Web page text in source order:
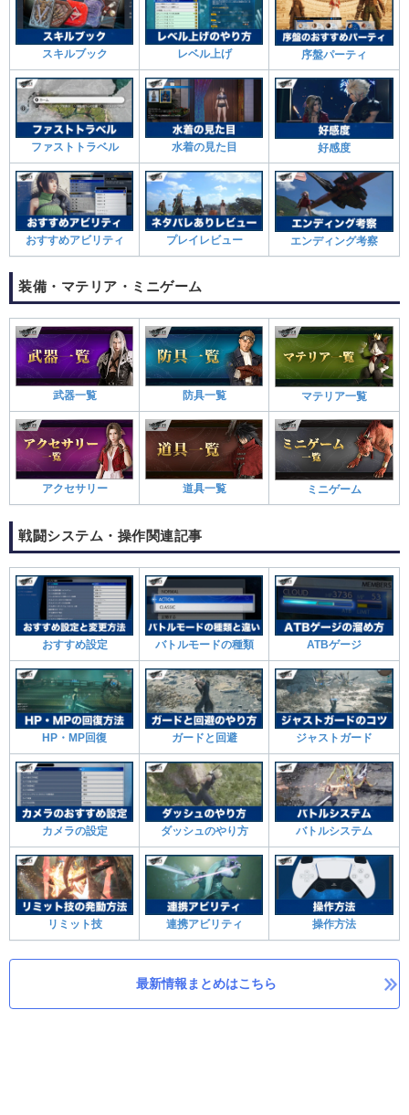
スキルブック レベル上げ 序盤パーティ
ファストトラベル 水着の見た目 好感度
おすすめアビリティ プレイレビュー エンディング考察
装備・マテリア・ミニゲーム
武器一覧 防具一覧 マテリア一覧
アクセサリー 道具一覧 ミニゲーム
戦闘システム・操作関連記事
おすすめ設定 バトルモードの種類 ATBゲージ
HP・MP回復 ガードと回避 ジャストガード
カメラの設定 ダッシュのやり方 バトルシステム
リミット技 連携アビリティ 操作方法
最新情報まとめはこちら